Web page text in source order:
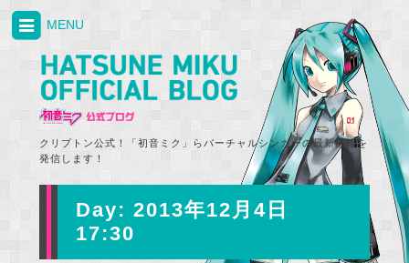
クリプトン公式！「初音ミク」らバーチャルシンガーの最新情報を
発信します！
MENU
Day: 2013年12月4日
17:30